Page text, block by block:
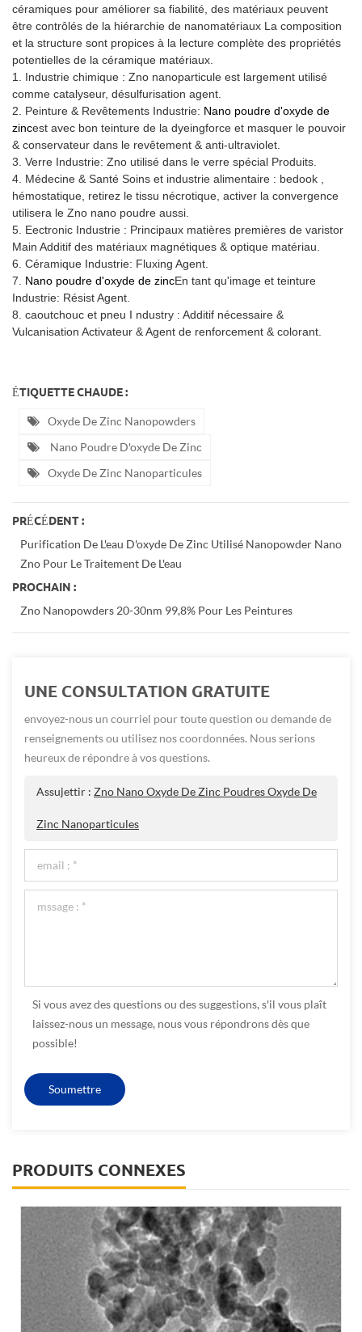
céramiques pour améliorer sa fiabilité, des matériaux peuvent
être contrôlés de la hiérarchie de nanomatériaux La composition
et la structure sont propices à la lecture complète des propriétés
potentielles de la céramique matériaux.
1. Industrie chimique : Zno nanoparticule est largement utilisé
comme catalyseur, désulfurisation agent.
2. Peinture & Revêtements Industrie: Nano poudre d'oxyde de
zincest avec bon teinture de la dyeingforce et masquer le pouvoir
& conservateur dans le revêtement & anti-ultraviolet.
3. Verre Industrie: Zno utilisé dans le verre spécial Produits.
4. Médecine & Santé Soins et industrie alimentaire : bedook ,
hémostatique, retirez le tissu nécrotique, activer la convergence
utilisera le Zno nano poudre aussi.
5. Eectronic Industrie : Principaux matières premières de varistor
Main Additif des matériaux magnétiques & optique matériau.
6. Céramique Industrie: Fluxing Agent.
7. Nano poudre d'oxyde de zincEn tant qu'image et teinture
Industrie: Résist Agent.
8. caoutchouc et pneu I ndustry : Additif nécessaire &
Vulcanisation Activateur & Agent de renforcement & colorant.
ÉTIQUETTE CHAUDE :
Oxyde De Zinc Nanopowders
Nano Poudre D'oxyde De Zinc
Oxyde De Zinc Nanoparticules
PRÉCÉDENT :
Purification De L'eau D'oxyde De Zinc Utilisé Nanopowder Nano
Zno Pour Le Traitement De L'eau
PROCHAIN :
Zno Nanopowders 20-30nm 99,8% Pour Les Peintures
UNE CONSULTATION GRATUITE
envoyez-nous un courriel pour toute question ou demande de
renseignements ou utilisez nos coordonnées. Nous serions
heureux de répondre à vos questions.
Assujettir : Zno Nano Oxyde De Zinc Poudres Oxyde De
Zinc Nanoparticules
Si vous avez des questions ou des suggestions, s'il vous plaît
laissez-nous un message, nous vous répondrons dès que
possible!
PRODUITS CONNEXES